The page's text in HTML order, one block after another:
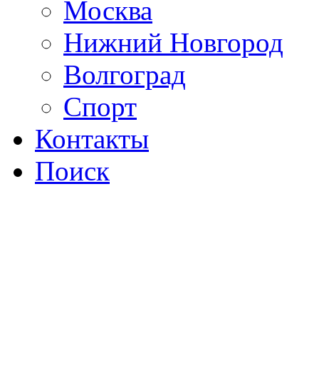
Москва
Нижний Новгород
Волгоград
Спорт
Контакты
Поиск